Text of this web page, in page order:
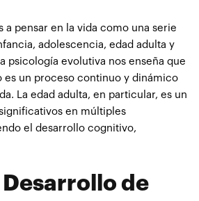
a pensar en la vida como una serie
adolescencia, edad adulta y
psicología evolutiva nos enseña que
es un proceso continuo y dinámico
La edad adulta, en particular, es un
en múltiples
el desarrollo cognitivo,
de